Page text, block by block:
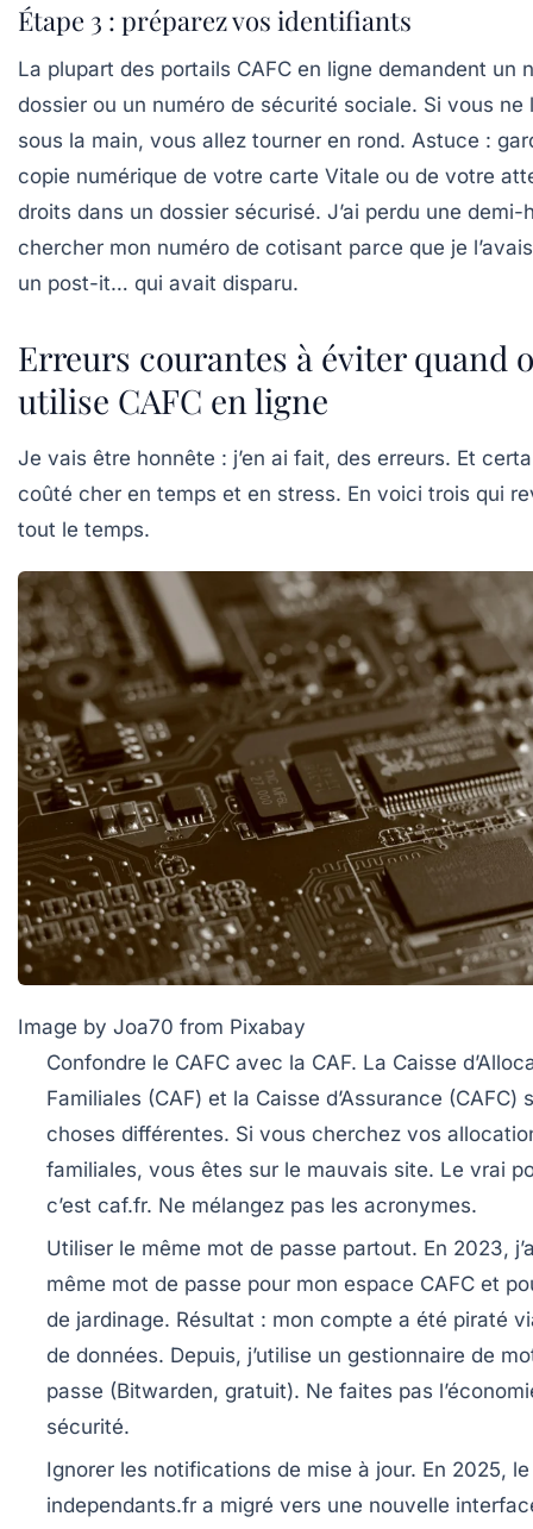
Étape 3 : préparez vos identifiants
La plupart des portails CAFC en ligne demandent un
dossier ou un numéro de sécurité sociale. Si vous ne
sous la main, vous allez tourner en rond. Astuce :
copie numérique de votre carte Vitale ou de votre
droits dans un dossier sécurisé. J’ai perdu une demi-
chercher mon numéro de cotisant parce que je
un post-it… qui avait disparu.
Erreurs courantes à éviter quand
utilise CAFC en ligne
Je vais être honnête : j’en ai fait, des erreurs. Et
coûté cher en temps et en stress. En voici trois qui
tout le temps.
Image by Joa70 from Pixabay
Confondre le CAFC avec la CAF. La Caisse
Familiales (CAF) et la Caisse d’Assurance (CAFC)
choses différentes. Si vous cherchez vos
familiales, vous êtes sur le mauvais site. Le vrai
c’est caf.fr. Ne mélangez pas les acronymes.
Utiliser le même mot de passe partout. En 2023,
même mot de passe pour mon espace CAFC et
de jardinage. Résultat : mon compte a été piraté
de données. Depuis, j’utilise un gestionnaire de
passe (Bitwarden, gratuit). Ne faites pas
sécurité.
Ignorer les notifications de mise à jour. En 2025,
independants.fr a migré vers une nouvelle